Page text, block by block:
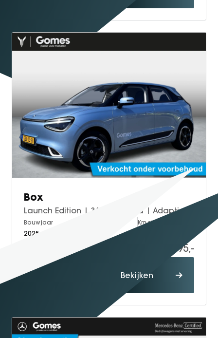
Box
BYD
BYD SEAL 6 DM-I
SEAL 6 DM-I TOURING
SEALION 7
DOLPHIN SURF
BYD DOLPHIN
DOLPHIN G DM-i
ATTO 3 EVO
Box
Launch Edition | 360° Camera | Adaptieve Cruise Control | Elektrisch Verstelbare Bestuurdersstoel + Geheugen | Stoelverwarming Bestuurder | Stoelventilatie Bestuurder | Apple Carplay | Android Auto | Sfeerverlichting | Elektrisch Inklapbare Buitenspiegels
Bouwjaar
2025
Km-stand
19.995,-
Bekijken